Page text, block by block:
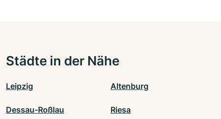
Städte in der Nähe
Leipzig Altenburg
Dessau-Roßlau Riesa